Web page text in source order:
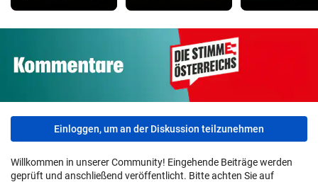
Einloggen, um an der Diskussion teilzunehmen
Willkommen in unserer Community! Eingehende Beiträge werden
geprüft und anschließend veröffentlicht. Bitte achten Sie auf